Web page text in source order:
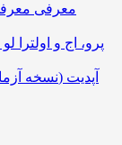
معرفی